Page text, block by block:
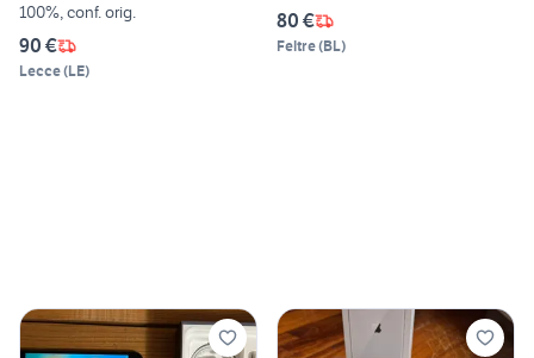
100%, conf. orig.
90 €
Lecce(LE)
80 €
Feltre(BL)